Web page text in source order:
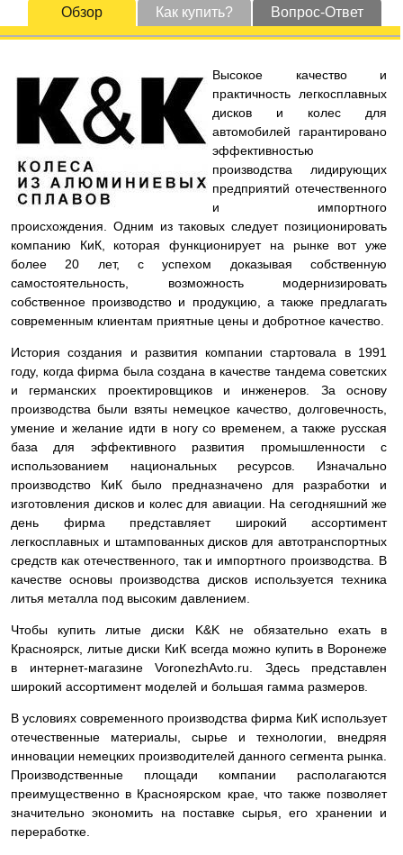
Обзор Как купить? Вопрос-Ответ
Высокое качество и
практичность легкосплавных
дисков и колес для
автомобилей гарантировано
эффективностью
производства лидирующих
предприятий отечественного
и импортного
происхождения. Одним из таковых следует позиционировать
компанию КиК, которая функционирует на рынке вот уже
более 20 лет, с успехом доказывая собственную
самостоятельность, возможность модернизировать
собственное производство и продукцию, а также предлагать
современным клиентам приятные цены и добротное качество.
История создания и развития компании стартовала в 1991
году, когда фирма была создана в качестве тандема советских
и германских проектировщиков и инженеров. За основу
производства были взяты немецкое качество, долговечность,
умение и желание идти в ногу со временем, а также русская
база для эффективного развития промышленности с
использованием национальных ресурсов. Изначально
производство КиК было предназначено для разработки и
изготовления дисков и колес для авиации. На сегодняшний же
день фирма представляет широкий ассортимент
легкосплавных и штампованных дисков для автотранспортных
средств как отечественного, так и импортного производства. В
качестве основы производства дисков используется техника
литья металла под высоким давлением.
Чтобы купить литые диски K&K не обязательно ехать в
Красноярск, литые диски КиК всегда можно купить в Воронеже
в интернет-магазине VoronezhAvto.ru. Здесь представлен
широкий ассортимент моделей и большая гамма размеров.
В условиях современного производства фирма КиК использует
отечественные материалы, сырье и технологии, внедряя
инновации немецких производителей данного сегмента рынка.
Производственные площади компании располагаются
преимущественно в Красноярском крае, что также позволяет
значительно экономить на поставке сырья, его хранении и
переработке.